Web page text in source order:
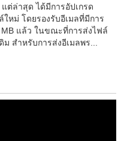
ต่ล่าสุด ได้มีการอัปเกรด
หม่ โดยรองรับอีเมลที่มีการ
แล้ว ในขณะที่การส่งไฟล์
ม สำหรับการส่งอีเมลพร...